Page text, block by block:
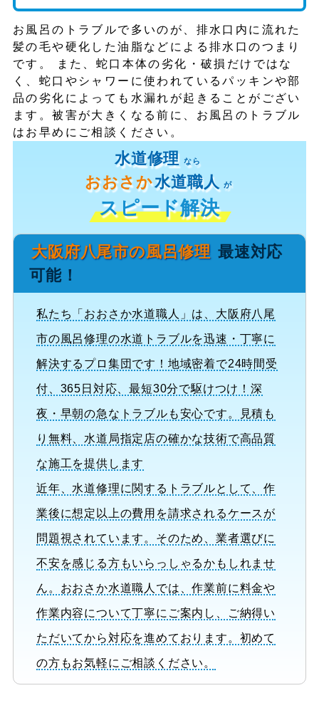
お風呂のトラブルで多いのが、排水口内に流れた
髪の毛や硬化した油脂などによる排水口のつまり
です。 また、蛇口本体の劣化・破損だけではな
く、蛇口やシャワーに使われているパッキンや部
品の劣化によっても水漏れが起きることがござい
ます。被害が大きくなる前に、お風呂のトラブル
はお早めにご相談ください。
水道修理 なら
おおさか水道職人 が
スピード解決
大阪府八尾市の風呂修理 最速対応
可能！
私たち「おおさか水道職人」は、大阪府八尾
市の風呂修理の水道トラブルを迅速・丁寧に
解決するプロ集団です！地域密着で24時間受
付、365日対応、最短30分で駆けつけ！深
夜・早朝の急なトラブルも安心です。見積も
り無料、水道局指定店の確かな技術で高品質
な施工を提供します
近年、水道修理に関するトラブルとして、作
業後に想定以上の費用を請求されるケースが
問題視されています。そのため、業者選びに
不安を感じる方もいらっしゃるかもしれませ
ん。おおさか水道職人では、作業前に料金や
作業内容について丁寧にご案内し、ご納得い
ただいてから対応を進めております。初めて
の方もお気軽にご相談ください。